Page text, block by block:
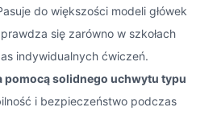
do większości modeli główek
się zarówno w szkołach
indywidualnych ćwiczeń.
pomocą solidnego uchwytu typu
i bezpieczeństwo podczas